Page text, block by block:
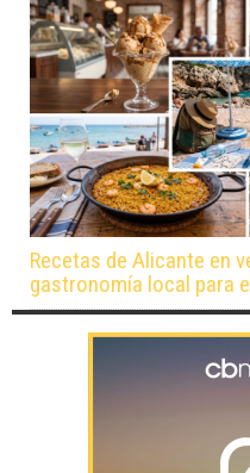
Recetas de Alicante en
gastronomía local para